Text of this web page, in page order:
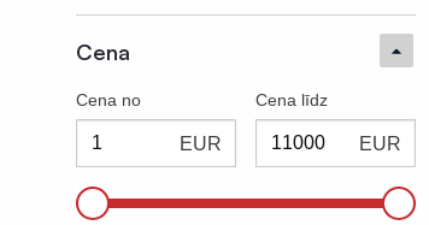
Steico®
DELTA®
Alujet
Cena
Cena no
EUR
Cena līdz
EUR